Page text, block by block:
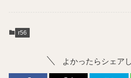
r56
よかったらシェア